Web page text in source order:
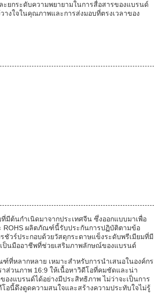
ยกระดับความพยายามในการสื่อสารของแบรนด์
งใจในคุณภาพและการส่งมอบที่ตรงเวลาของ
มีต้นกำเนิดมาจากประเทศจีน ซึ่งออกแบบมาเพื่อ
ROHS ผลิตภัณฑ์นี้รับประกันการปฏิบัติตามข้อ
วร์ประกอบด้วยวัสดุกระดาษแข็งระดับพรีเมียมที่มี
ป็นมืออาชีพที่ช่วยเสริมภาพลักษณ์ของแบรนด์
ที่หลากหลาย เหมาะสำหรับการนำเสนอในองค์กร
วนภาพ 16:9 ให้เนื้อหาวิดีโอที่คมชัดและน่า
งแบรนด์ได้อย่างมีประสิทธิภาพ ไม่ว่าจะเป็นการ
นี้ดึงดูดความสนใจและสร้างความประทับใจไม่รู้